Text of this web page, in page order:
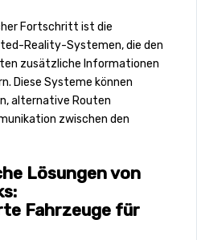
Fortschritt ist die
Reality-Systemen, die den
zusätzliche Informationen
Diese Systeme können
alternative Routen
zwischen den
Lösungen von
Fahrzeuge für